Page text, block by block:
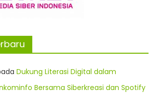
Dukung Literasi Digital dalam
Bersama Siberkreasi dan Spotify